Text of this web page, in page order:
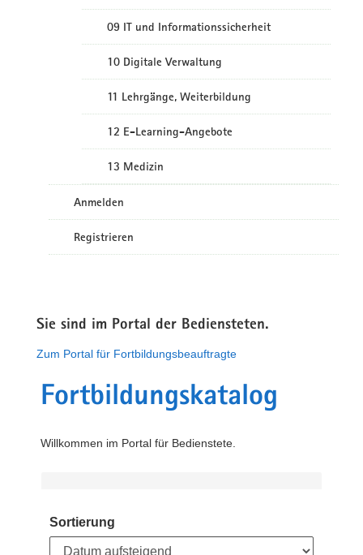
09 IT und Informationssicherheit
10 Digitale Verwaltung
11 Lehrgänge, Weiterbildung
12 E-Learning-Angebote
13 Medizin
Anmelden
Registrieren
Sie sind im Portal der Bediensteten.
Zum Portal für Fortbildungsbeauftragte
Fortbildungskatalog
Willkommen im Portal für Bedienstete.
Sortierung